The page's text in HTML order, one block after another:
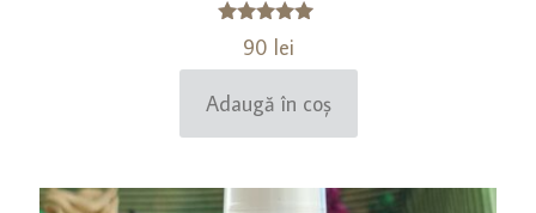
Evaluat la
5.00
din 5
90 lei
Adaugă în coș